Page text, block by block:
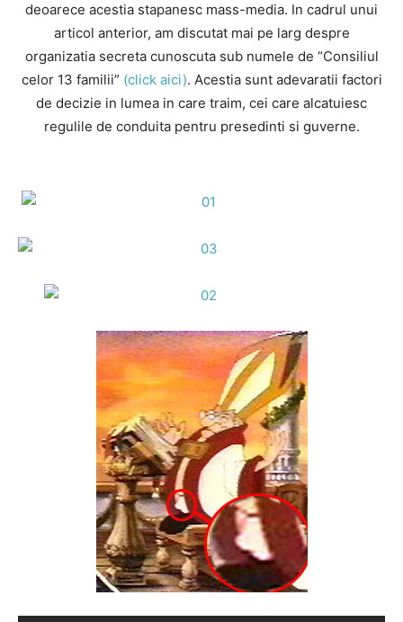
deoarece acestia stapanesc mass-media. In cadrul unui
articol anterior, am discutat mai pe larg despre
organizatia secreta cunoscuta sub numele de “Consiliul
celor 13 familii” (click aici). Acestia sunt adevaratii factori
de decizie in lumea in care traim, cei care alcatuiesc
regulile de conduita pentru presedinti si guverne.